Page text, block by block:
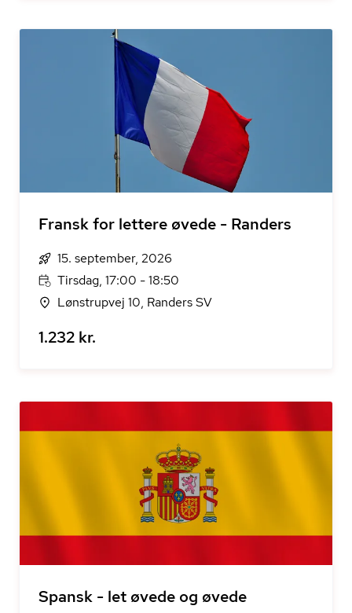
Fransk for lettere øvede - Randers
15. september, 2026
Tirsdag, 17:00 - 18:50
Lønstrupvej 10, Randers SV
1.232 kr.
Spansk - let øvede og øvede